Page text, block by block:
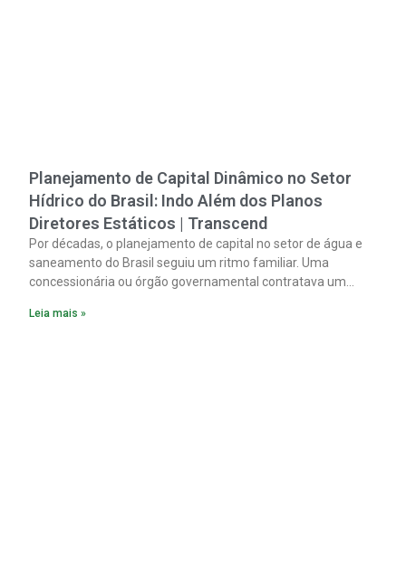
Planejamento de Capital Dinâmico no Setor
Hídrico do Brasil: Indo Além dos Planos
Diretores Estáticos | Transcend
Por décadas, o planejamento de capital no setor de água e
saneamento do Brasil seguiu um ritmo familiar. Uma
concessionária ou órgão governamental contratava um
Leia mais »